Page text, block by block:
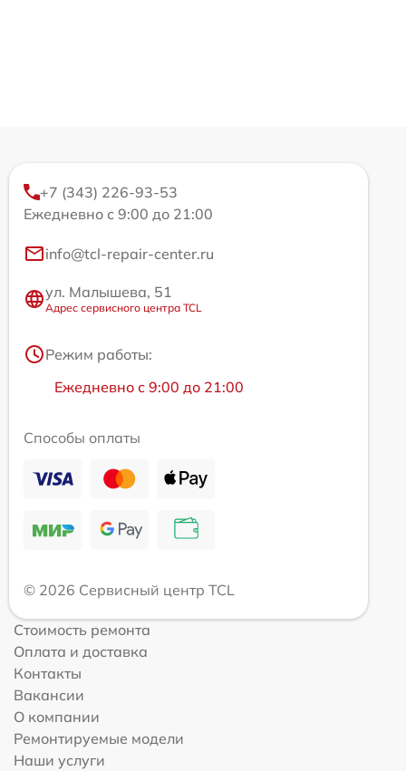
+7 (343) 226-93-53
Ежедневно с 9:00 до 21:00
info@tcl-repair-center.ru
ул. Малышева, 51
Адрес сервисного центра TCL
Режим работы:
Ежедневно с 9:00 до 21:00
Способы оплаты
© 2026 Сервисный центр TCL
Стоимость ремонта
Оплата и доставка
Контакты
Вакансии
О компании
Ремонтируемые модели
Наши услуги